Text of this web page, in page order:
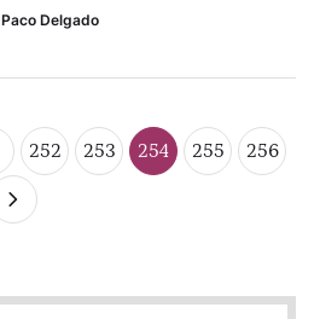
Paco Delgado
252 253 254 255 256